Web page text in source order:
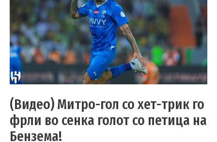
(Видео) Митро-гол со хет-трик го
фрли во сенка голот со петица на
Бензема!